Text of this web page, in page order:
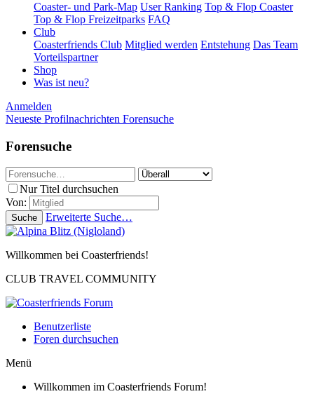
Coaster- und Park-Map User Ranking Top & Flop Coaster
Top & Flop Freizeitparks FAQ
Club
Coasterfriends Club Mitglied werden Entstehung Das Team
Vorteilspartner
Shop
Was ist neu?
Anmelden
Neueste Profilnachrichten Forensuche
Forensuche
Nur Titel durchsuchen
Von:
Suche Erweiterte Suche…
Willkommen bei Coasterfriends!
CLUB TRAVEL COMMUNITY
Benutzerliste
Foren durchsuchen
Menü
Willkommen im Coasterfriends Forum!